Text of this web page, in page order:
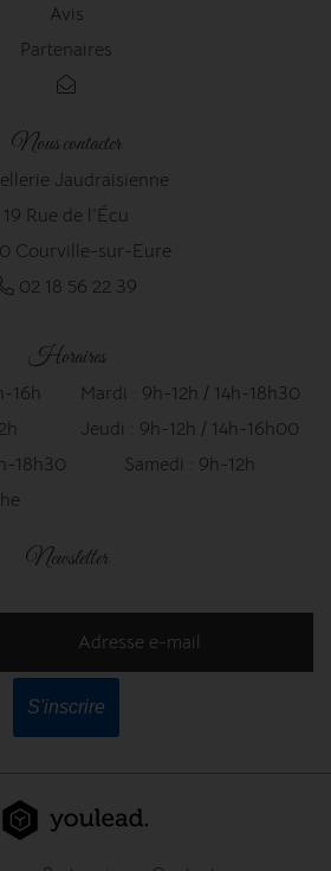
Avis
Partenaires
Newsletter
Adresse e-mail
S'inscrire
Nous contacter
Jaudraisienne
19 Rue de l'Écu
Courville-sur-Eure
02 18 56 22 39
Horaires
16h
Mardi : 9h-12h / 14h-18h30
Jeudi : 9h-12h / 14h-16h00
18h30
Samedi : 9h-12h